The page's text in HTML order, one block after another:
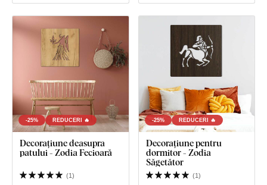
-25% REDUCERI 🔥
Decorațiune deasupra
patului - Zodia Fecioară
(1)
-25% REDUCERI 🔥
Decorațiune pentru
dormitor - Zodia
Săgetător
(1)